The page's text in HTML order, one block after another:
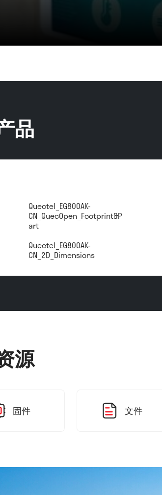
品
Quectel_EG800AK-
CN_QuecOpen_Footprint&P
art
Quectel_EG800AK-
CN_2D_Dimensions
源
固件 文件